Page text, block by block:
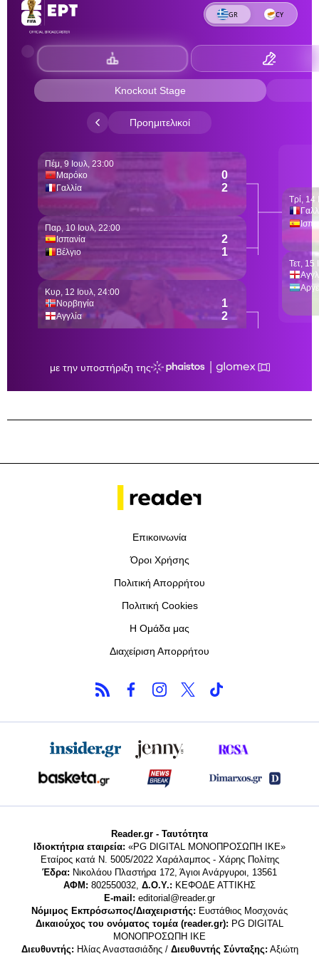
Επικοινωνία
Όροι Χρήσης
Πολιτική Απορρήτου
Πολιτική Cookies
Η Ομάδα μας
Διαχείριση Απορρήτου
Reader.gr - Ταυτότητα
Ιδιοκτήτρια εταιρεία: «PG DIGITAL MONΟΠΡΟΣΩΠΗ ΙΚΕ»
Εταίρος κατά Ν. 5005/2022 Χαράλαμπος - Χάρης Πολίτης
Έδρα: Νικολάου Πλαστήρα 172, Άγιοι Ανάργυροι, 13561
ΑΦΜ: 802550032, Δ.Ο.Υ.: ΚΕΦΟΔΕ ΑΤΤΙΚΗΣ
E-mail: editorial@reader.gr
Νόμιμος Εκπρόσωπος/Διαχειριστής: Ευστάθιος Μοσχονάς
Δικαιούχος του ονόματος τομέα (reader.gr): PG DIGITAL
MONΟΠΡΟΣΩΠΗ ΙΚΕ
Διευθυντής: Ηλίας Αναστασιάδης / Διευθυντής Σύνταξης: Αξιώτη